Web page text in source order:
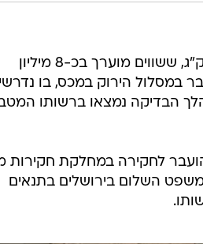
ניסיון הברחה של מטבעות ומטילי זהב במשקל כולל של 35.5 ק"ג, ששווים מוערך בכ-8 מיליון
במסלול הירוק במכס, בו
הבדיקה נמצאו ברשותו
לחקירה במחלקת חקירות
השלום בירושלים בתנאים